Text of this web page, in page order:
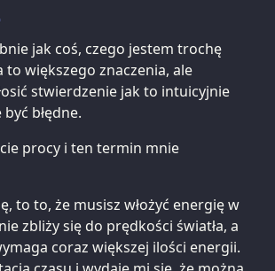
jak coś, czego jestem trochę
to większego znaczenia, ale
stwierdzenie jak to intuicyjnie
błędne.
procy i ten termin mnie
to to, że musisz włożyć energię w
zbliży się do prędkości światła, a
coraz większej ilości energii.